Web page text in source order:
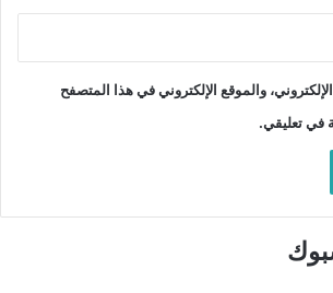
والموقع الإلكتروني في هذا المتصفح
في تعليقي.